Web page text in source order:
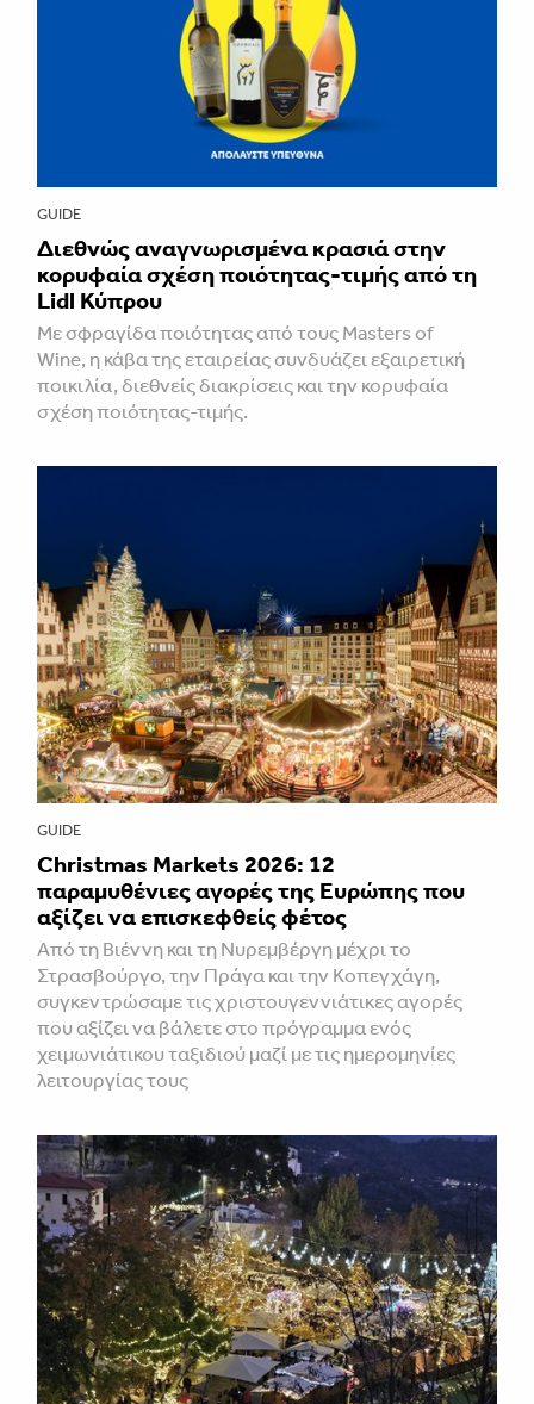
GUIDE
Διεθνώς αναγνωρισμένα κρασιά στην
κορυφαία σχέση ποιότητας-τιμής από τη
Lidl Κύπρου
Με σφραγίδα ποιότητας από τους Masters of
Wine, η κάβα της εταιρείας συνδυάζει εξαιρετική
ποικιλία, διεθνείς διακρίσεις και την κορυφαία
σχέση ποιότητας-τιμής.
GUIDE
Christmas Markets 2026: 12
παραμυθένιες αγορές της Ευρώπης που
αξίζει να επισκεφθείς φέτος
Από τη Βιέννη και τη Νυρεμβέργη μέχρι το
Στρασβούργο, την Πράγα και την Κοπεγχάγη,
συγκεντρώσαμε τις χριστουγεννιάτικες αγορές
που αξίζει να βάλετε στο πρόγραμμα ενός
χειμωνιάτικου ταξιδιού μαζί με τις ημερομηνίες
λειτουργίας τους